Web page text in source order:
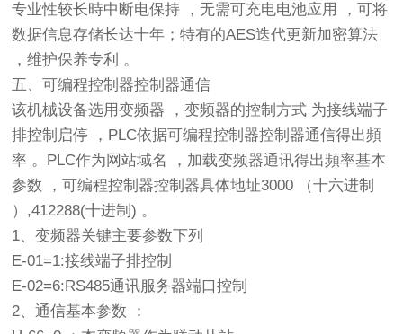
专业性较长時中断电保持 ，无需可充电电池应用 ，可将
数据信息存储长达十年；特有的AES迭代更新加密算法
，维护保养专利 。
五、可编程控制器控制器通信
该机械设备选用变频器 ，变频器的控制方式 为接线端子
排控制启停 ，PLC依据可编程控制器控制器通信得出頻
率 。PLC作为网站域名 ，加载变频器通讯得出頻率基本
参数 ，可编程控制器控制器具体地址3000 （十六进制
）,412288(十进制) 。
1、变频器关键主要参数下列
E-01=1:接线端子排控制
E-02=6:RS485通讯服务器端口控制
2、通信基本参数 ：